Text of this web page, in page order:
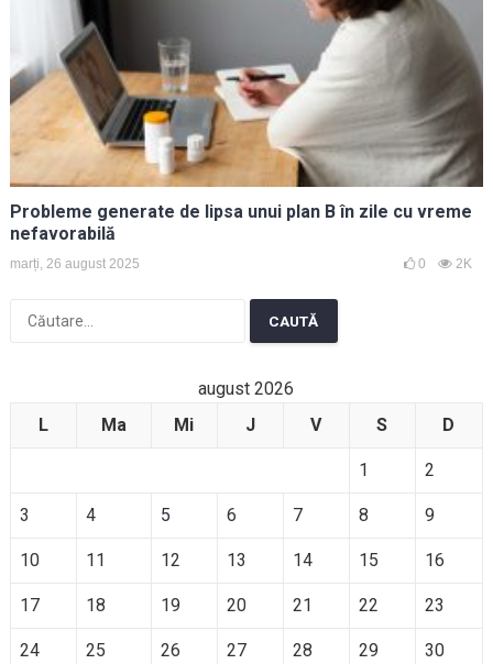
Probleme generate de lipsa unui plan B în zile cu vreme
nefavorabilă
marți, 26 august 2025 0 2K
Caută
august 2026
L
Ma Mi J V S D
1 2
3 4 5 6 7 8 9
10 11 12 13 14 15 16
17 18 19 20 21 22 23
24 25 26 27 28 29 30